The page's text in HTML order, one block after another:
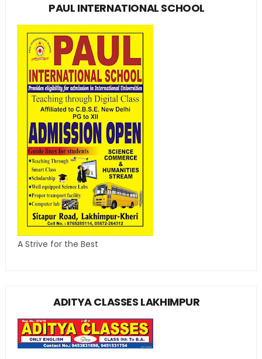
PAUL INTERNATIONAL SCHOOL
A Strive for the Best
ADITYA CLASSES LAKHIMPUR